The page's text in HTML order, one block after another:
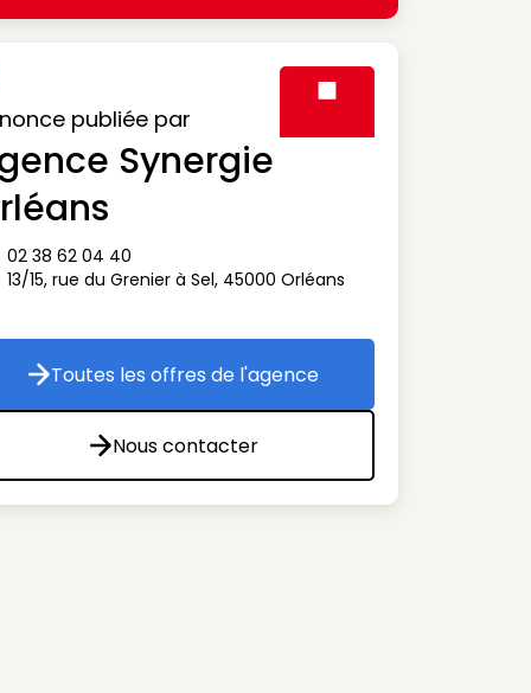
publiée par
Synergie
téléphone
02 38 62 04 40
adresse
13/15, rue du Grenier à Sel, 45000 Orléans
Toutes les offres de l'agence
Toutes les offres de l'agence
Nous contacter
Nous contacter